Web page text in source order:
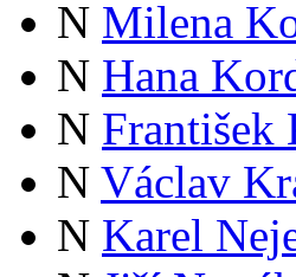
N Milena
N Hana
N František
N Václav
N Karel